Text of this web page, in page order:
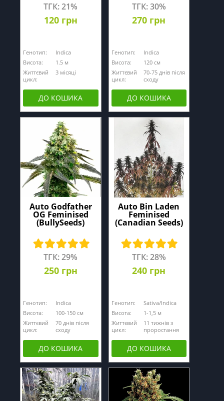
ТГК: 21%
120 грн
Генотип:
Indica
Висота:
1.5 м
Життєвий
цикл:
3 місяці
ДО КОШИКА
ТГК: 30%
270 грн
Генотип:
Indica
Висота:
120 см
Життєвий
цикл:
70-75 днів після
сходу
ДО КОШИКА
Auto Godfather
OG Feminised
(BullySeeds)
ТГК: 29%
250 грн
Генотип:
Indica
Висота:
100-150 см
Життєвий
цикл:
70 днів після
сходу
ДО КОШИКА
Auto Bin Laden
Feminised
(Canadian Seeds)
ТГК: 28%
240 грн
Генотип:
Sativa/Indica
Висота:
1-1,5 м
Життєвий
цикл:
11 тижнів з
проростання
ДО КОШИКА